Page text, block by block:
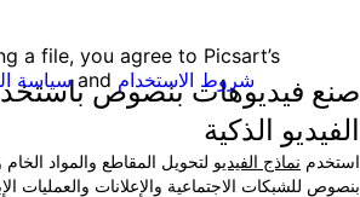
a file, you agree to Picsart’s
شروط الاستخدامand سياسة
فيديوهات بنصوص
الذكية
نماذج الفيديولتحويل المقاطع والمواد الخام
للشبكات الاجتماعية والإعلانات والعمليات